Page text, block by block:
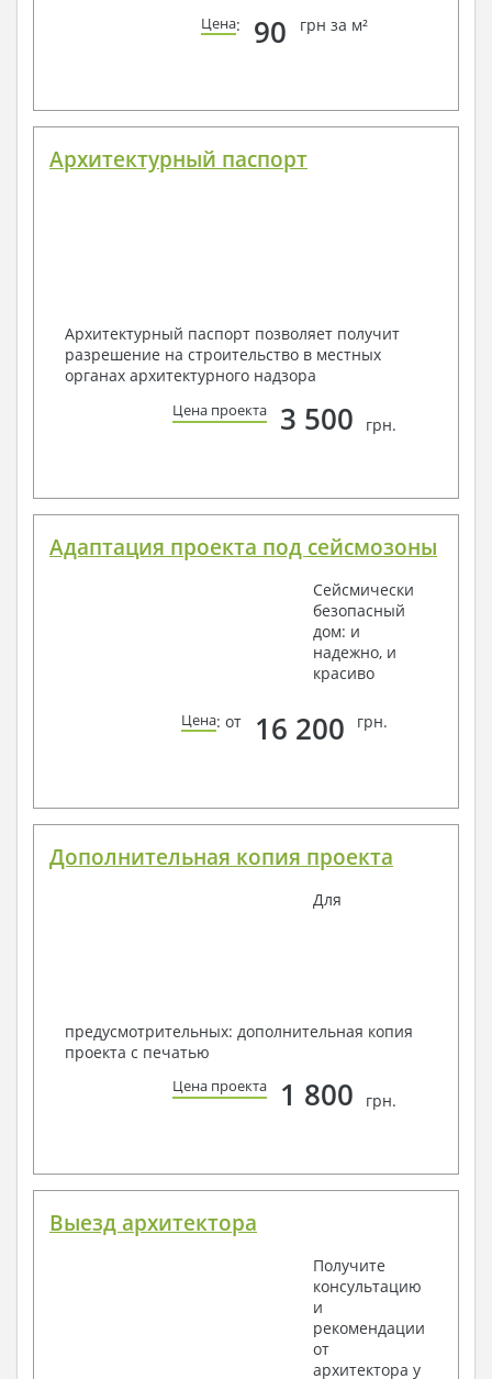
Цена: 90 грн за м²
Архитектурный паспорт
Архитектурный паспорт позволяет получит
разрешение на строительство в местных
органах архитектурного надзора
Цена проекта 3 500 грн.
Адаптация проекта под сейсмозоны
Сейсмически
безопасный
дом: и
надежно, и
красиво
Цена: от 16 200 грн.
Дополнительная копия проекта
Для
предусмотрительных: дополнительная копия
проекта с печатью
Цена проекта 1 800 грн.
Выезд архитектора
Получите
консультацию
и
рекомендации
от
архитектора у